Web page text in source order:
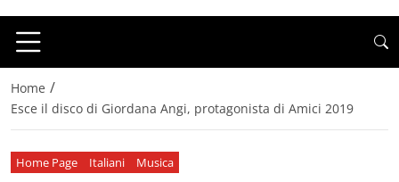
Home /
Esce il disco di Giordana Angi, protagonista di Amici 2019
Home Page Italiani Musica